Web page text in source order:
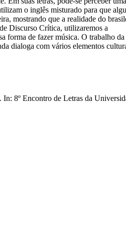
o inglês misturado para que
mostrando que a realidade do
Discurso Crítica, utilizaremos a
forma de fazer música. O trabalho da
dialoga com vários elementos
8º Encontro de Letras da